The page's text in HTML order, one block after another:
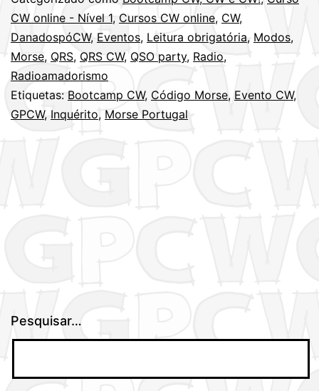
–
CW online - Nível 1, Cursos CW online, CW,
DanadospóCW, Eventos, Leitura obrigatória, Modos,
Morse, QRS, QRS CW, QSO party, Radio,
Radioamadorismo
Etiquetas: Bootcamp CW, Código Morse, Evento CW,
GPCW, Inquérito, Morse Portugal
Pesquisar…